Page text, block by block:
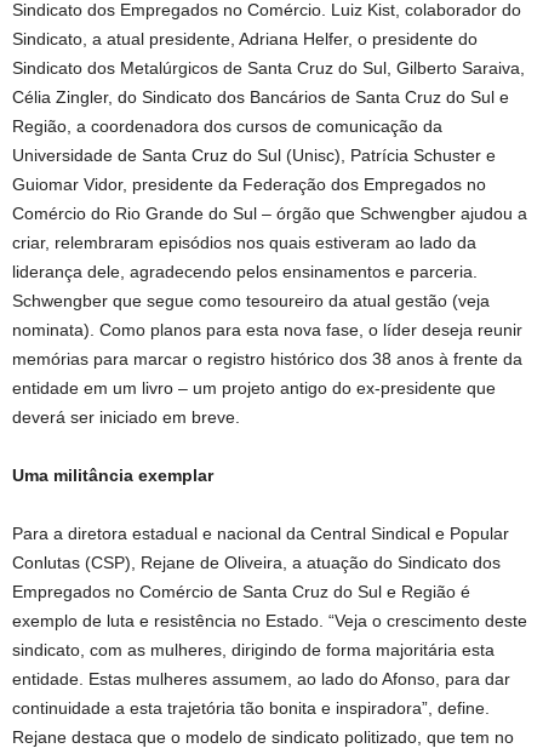
Sindicato dos Empregados no Comércio. Luiz Kist, colaborador do
Sindicato, a atual presidente, Adriana Helfer, o presidente do
Sindicato dos Metalúrgicos de Santa Cruz do Sul, Gilberto Saraiva,
Célia Zingler, do Sindicato dos Bancários de Santa Cruz do Sul e
Região, a coordenadora dos cursos de comunicação da
Universidade de Santa Cruz do Sul (Unisc), Patrícia Schuster e
Guiomar Vidor, presidente da Federação dos Empregados no
Comércio do Rio Grande do Sul – órgão que Schwengber ajudou a
criar, relembraram episódios nos quais estiveram ao lado da
liderança dele, agradecendo pelos ensinamentos e parceria.
Schwengber que segue como tesoureiro da atual gestão (veja
nominata). Como planos para esta nova fase, o líder deseja reunir
memórias para marcar o registro histórico dos 38 anos à frente da
entidade em um livro – um projeto antigo do ex-presidente que
deverá ser iniciado em breve.
Uma militância exemplar
Para a diretora estadual e nacional da Central Sindical e Popular
Conlutas (CSP), Rejane de Oliveira, a atuação do Sindicato dos
Empregados no Comércio de Santa Cruz do Sul e Região é
exemplo de luta e resistência no Estado. “Veja o crescimento deste
sindicato, com as mulheres, dirigindo de forma majoritária esta
entidade. Estas mulheres assumem, ao lado do Afonso, para dar
continuidade a esta trajetória tão bonita e inspiradora”, define.
Rejane destaca que o modelo de sindicato politizado, que tem no